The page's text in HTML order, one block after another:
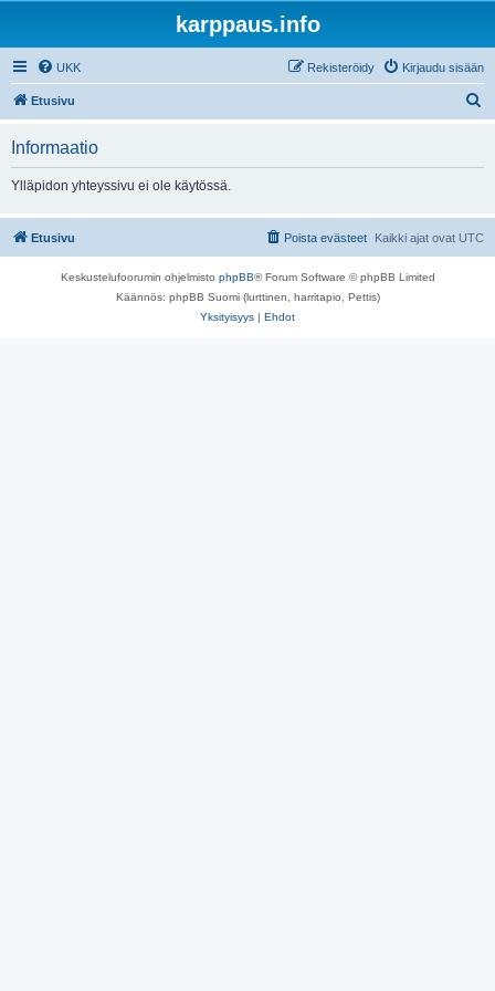
karppaus.info
UKK Kirjaudu sisään
Rekisteröidy
Etusivu
Informaatio
Ylläpidon yhteyssivu ei ole käytössä.
Etusivu Kaikki ajat ovat UTC
Poista evästeet
Keskustelufoorumin ohjelmisto phpBB® Forum Software © phpBB Limited
Käännös: phpBB Suomi (lurttinen, harritapio, Pettis)
Yksityisyys | Ehdot